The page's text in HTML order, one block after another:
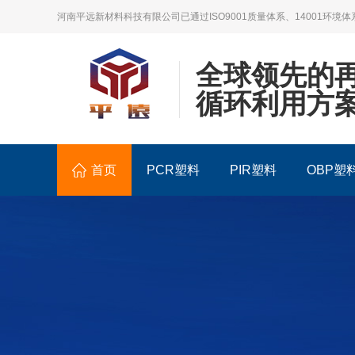
河南平远新材料科技有限公司已通过ISO9001质量体系、14001环境
全球领先的
循环利用方
首页 PCR塑料 PIR塑料 OBP塑